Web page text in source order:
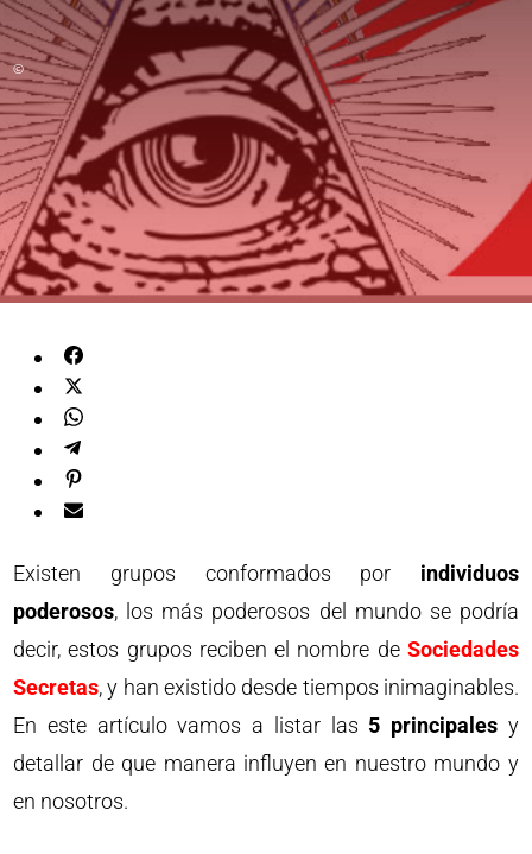
©
Existen grupos conformados por individuos
poderosos, los más poderosos del mundo se podría
decir, estos grupos reciben el nombre de Sociedades
Secretas, y han existido desde tiempos inimaginables.
En este artículo vamos a listar las 5 principales y
detallar de que manera influyen en nuestro mundo y
en nosotros.